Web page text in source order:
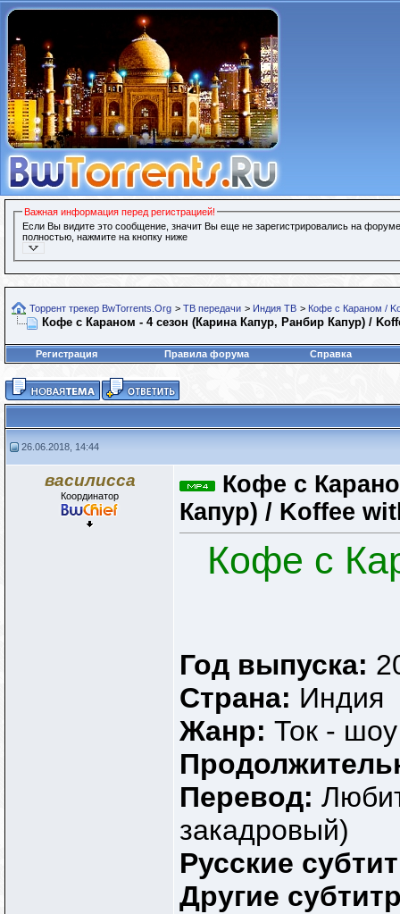
Важная информация перед регистрацией!
Если Вы видите это сообщение, значит Вы еще не зарегистрировались на
полностью, нажмите на кнопку ниже
Торрент трекер BwTorrents.Org > ТВ передачи > Индия ТВ > Кофе с Караном /
Кофе с Караном - 4 сезон (Карина Капур, Ранбир Капур) /
Регистрация Правила форума Справка
26.06.2018, 14:44
василисса
Координатор
Кофе с
Капур) / Koffee
Кофе с
Год выпуска:
Страна: Индия
Жанр: Ток - шоу
Перевод:
закадровый)
Русские
Другие